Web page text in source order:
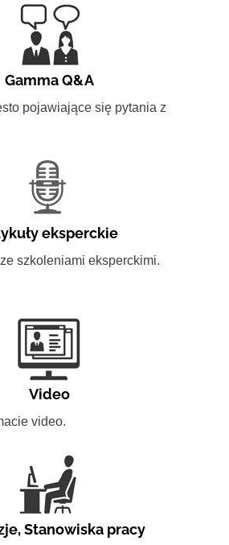
Gamma Q&A
pojawiające się pytania z
eksperckie
szkoleniami eksperckimi.
Video
video.
,Stanowiska pracy